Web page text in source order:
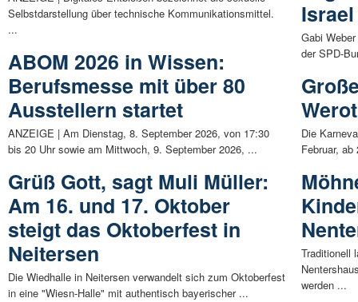
Selbstdarstellung über technische Kommunikationsmittel.
...
ABOM 2026 in Wissen:
Berufsmesse mit über 80
Ausstellern startet
ANZEIGE | Am Dienstag, 8. September 2026, von 17:30
bis 20 Uhr sowie am Mittwoch, 9. September 2026, ...
Grüß Gott, sagt Muli Müller:
Am 16. und 17. Oktober
steigt das Oktoberfest in
Neitersen
Die Wiedhalle in Neitersen verwandelt sich zum Oktoberfest
in eine "Wiesn-Halle" mit authentisch bayerischer ...
Israel
Gabi
der SPD-
Die
Februar,
Traditionell
werden ...